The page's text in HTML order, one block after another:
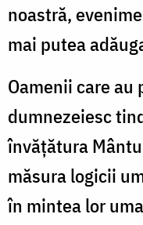
noastră,
mai putea
Oamenii care
dumnezeiesc
învăţătura
măsura logicii
în mintea lor